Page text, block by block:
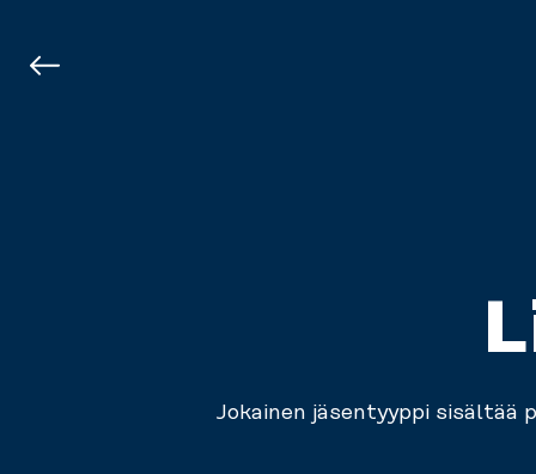
Jokainen jäsentyyppi sisältää